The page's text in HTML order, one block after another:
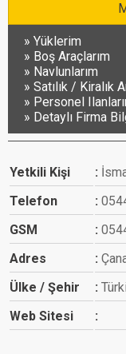
Yüklerim
Boş Araçlarım
Navlunlarım
Satılık / Kiralık
Personel
Detaylı Firma
Yetkili Kişi
Telefon
GSM
Adres
Ülke / Şehir
Web Sitesi